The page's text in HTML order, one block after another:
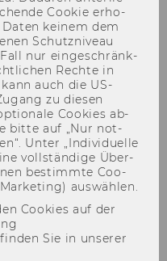
Coo­kie er­ho­
kei­nem dem
Schutz­ni­veau
nur ein­ge­schränk­
Rech­te in
auch die US-​
zu die­sen
Coo­kies ab­
bitte auf „Nur not­
Unter „In­di­vi­du­el­le
voll­stän­di­ge Über­
be­stimm­te Coo­
aus­wäh­len.
Cookies auf der
Sie in unserer